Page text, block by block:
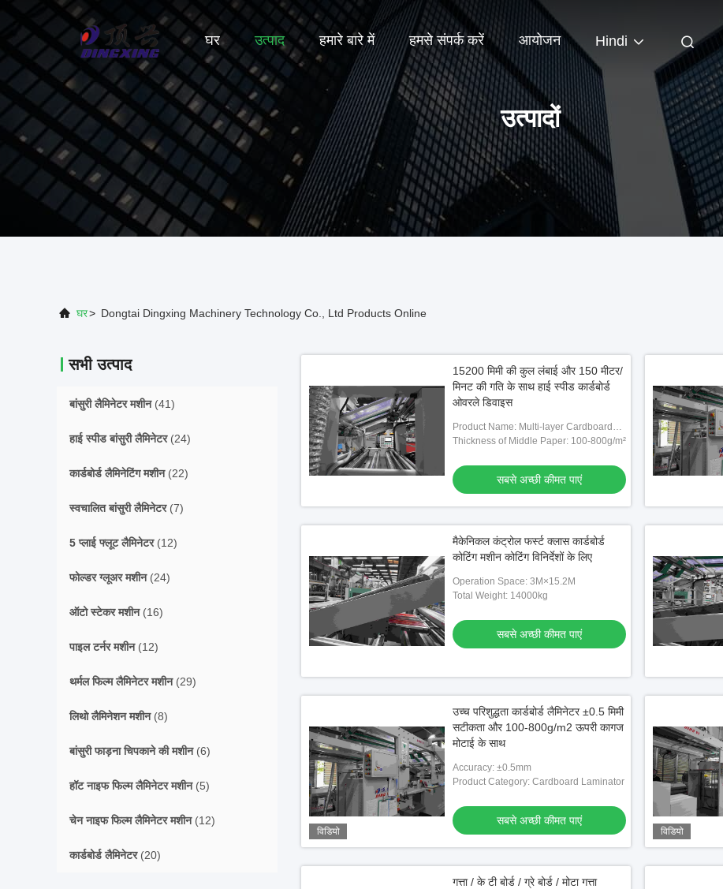
घर उत्पाद हमारे बारे में हमसे संपर्क करें आयोजन Hindi
उत्पादों
घर> Dongtai Dingxing Machinery Technology Co., Ltd Products Online
सभी उत्पाद
बांसुरी लैमिनेटर मशीन(41)
हाई स्पीड बांसुरी लैमिनेटर(24)
कार्डबोर्ड लैमिनेटिंग मशीन(22)
स्वचालित बांसुरी लैमिनेटर(7)
5 प्लाई फ्लूट लैमिनेटर(12)
फोल्डर ग्लूअर मशीन(24)
ऑटो स्टेकर मशीन(16)
पाइल टर्नर मशीन(12)
थर्मल फिल्म लैमिनेटर मशीन(29)
लिथो लैमिनेशन मशीन(8)
बांसुरी फाड़ना चिपकाने की मशीन(6)
हॉट नाइफ फिल्म लैमिनेटर मशीन(5)
चेन नाइफ फिल्म लैमिनेटर मशीन(12)
कार्डबोर्ड लैमिनेटर(20)
15200 मिमी की कुल लंबाई और 150 मीटर/
मिनट की गति के साथ हाई स्पीड कार्डबोर्ड
ओवरले डिवाइस
Product Name: Multi-layer Cardboard
clothes hanger/ Mouse trap/ machine
Thickness of Middle Paper: 100-800g/m²
सबसे अच्छी कीमत पाएं
मैकेनिकल कंट्रोल फर्स्ट क्लास कार्डबोर्ड
कोटिंग मशीन कोटिंग विनिर्देशों के लिए
Operation Space: 3M×15.2M
Total Weight: 14000kg
सबसे अच्छी कीमत पाएं
विडियो
उच्च परिशुद्धता कार्डबोर्ड लैमिनेटर ±0.5 मिमी
सटीकता और 100-800g/m2 ऊपरी कागज
मोटाई के साथ
Accuracy: ±0.5mm
Product Category: Cardboard Laminator
सबसे अच्छी कीमत पाएं
विडियो
गत्ता / के टी बोर्ड / ग्रे बोर्ड / मोटा गत्ता